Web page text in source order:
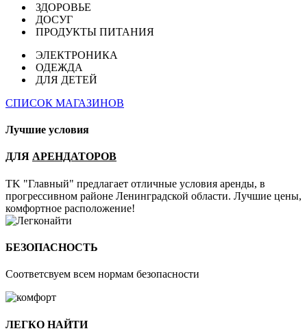
ЗДОРОВЬЕ
ДОСУГ
ПРОДУКТЫ ПИТАНИЯ
ЭЛЕКТРОНИКА
ОДЕЖДА
ДЛЯ ДЕТЕЙ
СПИСОК МАГАЗИНОВ
Лучшие условия
ДЛЯ АРЕНДАТОРОВ
TK "Главный" предлагает отличные условия аренды, в
прогрессивном районе Ленинградской области. Лучшие цены,
комфортное расположение!
БЕЗОПАСНОСТЬ
Соответсвуем всем нормам безопасности
ЛЕГКО НАЙТИ